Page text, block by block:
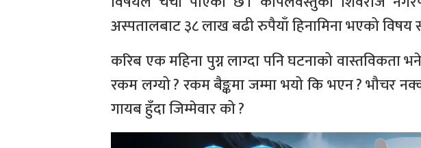
अस्पतालबाट ३८ लाख बढी रुपैयाँ हिनामिना भएको विषय
करिब एक महिना पुग्न लाग्दा पनि घटनाको
रकम लग्यो ? रकम बैङ्कमा जम्मा भयो कि भएन ? भौचर
गायब हुँदा जिम्मेवार को ?